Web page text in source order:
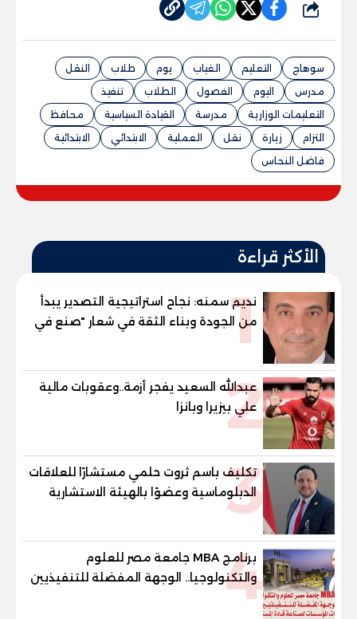
شارك
سوهاج التعليم الغياب يوم طلاب
النقل
مدرس
اليوم الفصول الطلاب
تنفيذ
التعليمات الوزارية
مدرسة القيادة السياسية
محافظ
التزام
زيارة نقل العملية الابتدائي
الابتدائية
فاضل النحاس
الأكثر قراءة
1
نديم سمنه: نجاح استراتيجية التصدير يبدأ
من الجودة وبناء الثقة في شعار "صنع في
مصر"
2
عبدالله السعيد يفجر أزمة..وعقوبات مالية
علي بيزيرا وبانزا
3
تكليف باسم ثروت حلمي مستشارًا للعلاقات
الدبلوماسية وعضوًا بالهيئة الاستشارية
العليا لمنظمة «جاد جمينت يوإن»
4
برنامج MBA جامعة مصر للعلوم
والتكنولوجيا.. الوجهة المفضلة للتنفيذيين
وقيادات المؤسسات لصناعة قادة